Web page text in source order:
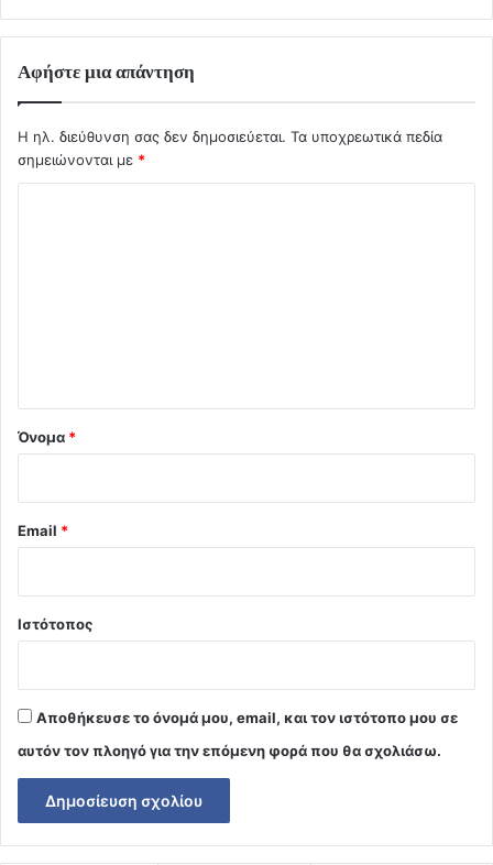
Αφήστε μια απάντηση
Η ηλ. διεύθυνση σας δεν δημοσιεύεται. Τα υποχρεωτικά πεδία
σημειώνονται με *
Όνομα *
Email *
Ιστότοπος
Αποθήκευσε το όνομά μου, email, και τον ιστότοπο μου σε
αυτόν τον πλοηγό για την επόμενη φορά που θα σχολιάσω.